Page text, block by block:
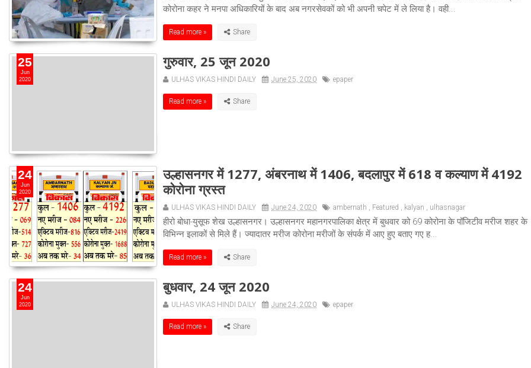
कोरोना कहर ने मनपा अधिकारियों के बाद अब नगरसेवकों को भी अपनी चपेट में ले लिया है। वही...
Read more »
गुरुवार, 25 जून 2020
ULHAS VIKAS HINDI DAILY June 25, 2020 epaper
Read more »
25
Jun
2020
उल्हासनगर में 1277, अंबरनाथ में 1406, बदलापुर में 618 व कल्याण में 4192
कोरोना ग्रस्त
ULHAS VIKAS HINDI DAILY June 24, 2020 ambernath , Featured , kalyan , ulhasnagar
हीरो बोधा-युसूफ शेख उल्हासनगर। उल्हासनगर महानगरपालिका क्षेत्र में बुधवार को 69 कोरोना के पॉजिटीव मरीज शहर के
विभिन्न इलाकों से मिले हैं। ज्यादातर मरीज कोरोना मरीजों के संपर्क में आए हुए बताए गए ह...
Read more »
24
Jun
2020
बुधवार, 24 जून 2020
ULHAS VIKAS HINDI DAILY June 24, 2020 epaper
Read more »
24
Jun
2020